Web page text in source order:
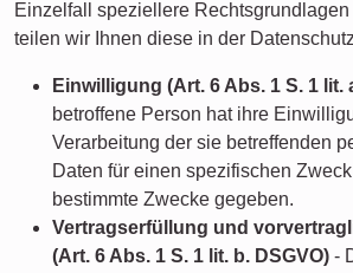
Einzelfall speziellere
teilen wir Ihnen diese in der
Einwilligung (Art. 6 Abs. 1 S. 1 lit.
betroffene Person hat ihre
Verarbeitung der sie betreffenden
Daten für einen spezifischen
bestimmte Zwecke gegeben.
Vertragserfüllung und
(Art. 6 Abs. 1 S. 1 lit. b. DSGVO) -